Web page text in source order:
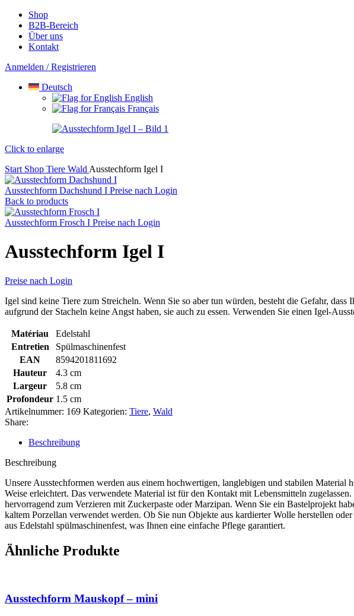
Shop
B2B-Bereich
Über uns
Kontakt
Anmelden / Registrieren
Deutsch
English
Français
Click to enlarge
Start Shop Tiere Wald Ausstechform Igel I
Ausstechform Dachshund I Preise nach Login
Back to products
Ausstechform Frosch I Preise nach Login
Ausstechform Igel I
Preise nach Login
Igel sind keine Tiere zum Streicheln. Wenn Sie so aber tun würden, besteht die Gefahr,
aufgrund der Stacheln keine Angst haben, sie auch zu essen. Verwenden Sie einen Igel-
Matériau
Edelstahl
Entretien
Spülmaschinenfest
EAN
8594201811692
Hauteur
4.3 cm
Largeur
5.8 cm
Profondeur 1.5 cm
Artikelnummer: 169 Kategorien: Tiere, Wald
Share:
Beschreibung
Beschreibung
Unsere Ausstechformen werden aus einem hochwertigen, langlebigen und stabilen Material
Weise erleichtert. Das verwendete Material ist für den Kontakt mit Lebensmitteln
hervorragend zum Verzieren mit Zuckerpaste oder Marzipan. Wenn Sie ein Bastelprojekt
kaltem Porzellan verwendet werden. Ob Sie nun Objekte aus kardierter Wolle herstellen
aus Edelstahl spülmaschinenfest, was Ihnen eine einfache Pflege garantiert.
Ähnliche Produkte
Ausstechform Mauskopf – mini